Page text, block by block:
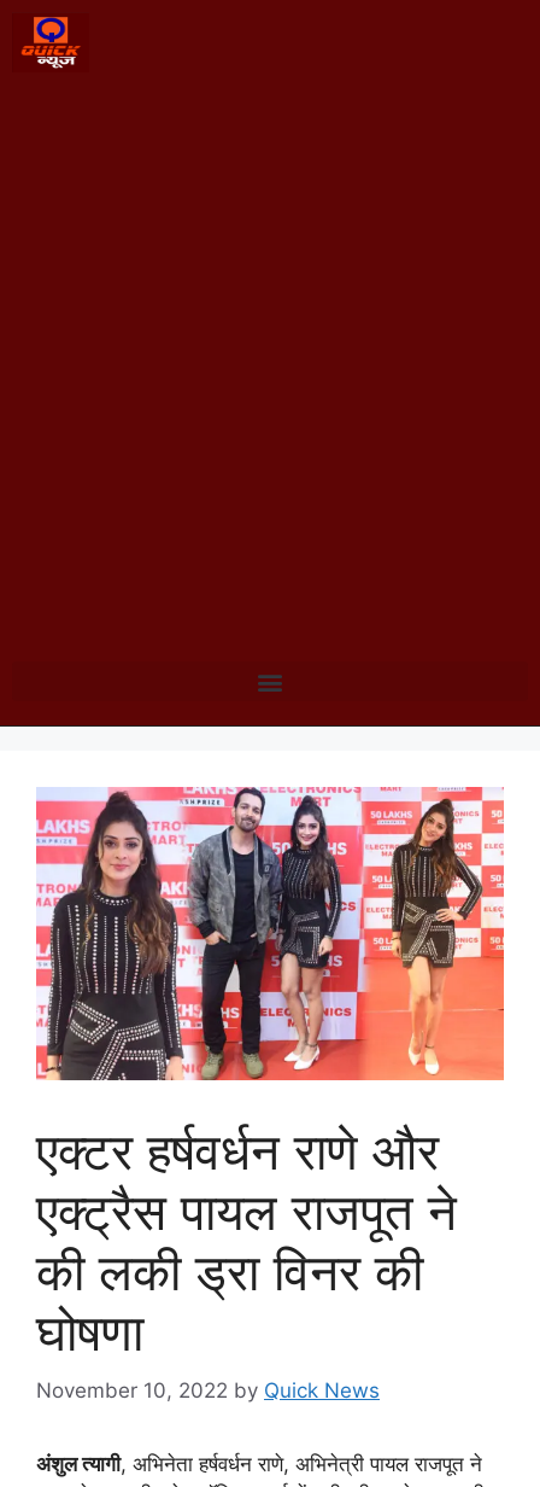
एक्टर हर्षवर्धन राणे और
एक्ट्रैस पायल राजपूत ने
की लकी ड्रा विनर की
घोषणा
November 10, 2022 by Quick News
अंशुल त्यागी, अभिनेता हर्षवर्धन राणे, अभिनेत्री पायल राजपूत ने